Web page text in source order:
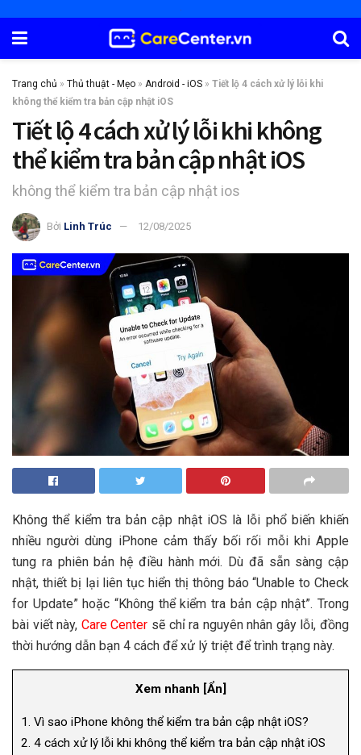
Trang chủ » Thủ thuật - Mẹo » Android - iOS » Tiết lộ 4 cách xử lý lỗi khi
không thể kiểm tra bản cập nhật iOS
Tiết lộ 4 cách xử lý lỗi khi không
thể kiểm tra bản cập nhật iOS
không thể kiểm tra bản cập nhật ios
Bởi Linh Trúc 12/08/2025
Không thể kiểm tra bản cập nhật iOS là lỗi phổ biến khiến
nhiều người dùng iPhone cảm thấy bối rối mỗi khi Apple
tung ra phiên bản hệ điều hành mới. Dù đã sẵn sàng cập
nhật, thiết bị lại liên tục hiển thị thông báo “Unable to Check
for Update” hoặc “Không thể kiểm tra bản cập nhật”. Trong
bài viết này, Care Center sẽ chỉ ra nguyên nhân gây lỗi, đồng
thời hướng dẫn bạn 4 cách để xử lý triệt để trình trạng này.
Xem nhanh [Ẩn]
1. Vì sao iPhone không thể kiểm tra bản cập nhật iOS?
2. 4 cách xử lý lỗi khi không thể kiểm tra bản cập nhật iOS